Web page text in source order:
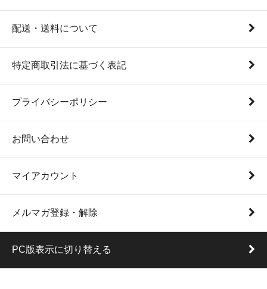
配送・送料について
特定商取引法に基づく表記
プライバシーポリシー
お問い合わせ
マイアカウント
メルマガ登録・解除
PC版表示に切り替える